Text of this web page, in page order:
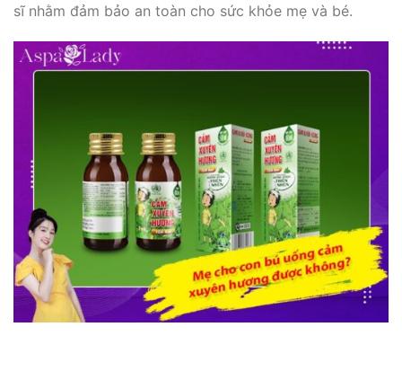
sĩ nhằm đảm bảo an toàn cho sức khỏe mẹ và bé.